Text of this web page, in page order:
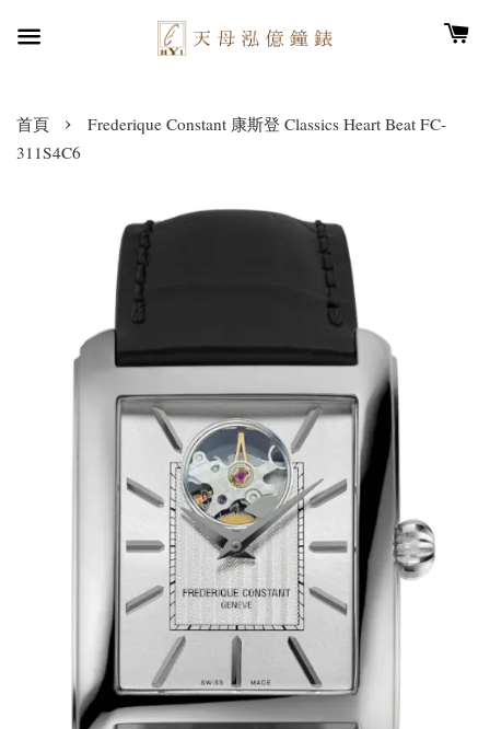
首頁 ›
Frederique Constant 康斯登 Classics Heart Beat FC-
311S4C6